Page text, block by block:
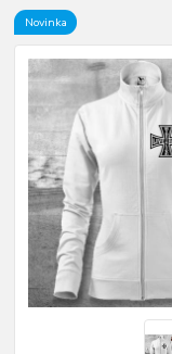
Novinka